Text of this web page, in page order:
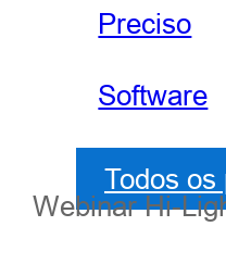
Preciso
Software
Todos os
Webinar Hi-